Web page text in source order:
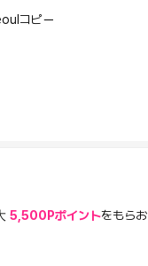
コピー
5,500Pポイントをもらお